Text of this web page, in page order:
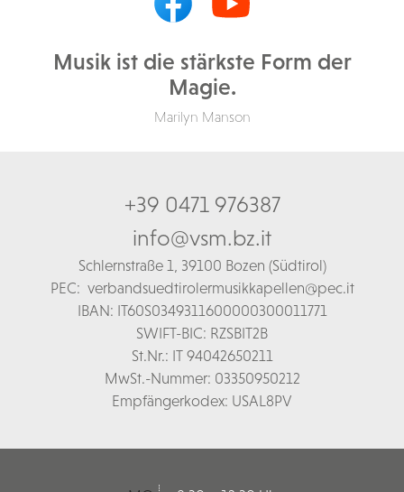
Musik ist die stärkste Form der
Magie.
Marilyn Manson
+39 0471 976387
info@vsm.bz.it
Schlernstraße 1, 39100 Bozen (Südtirol)
PEC: verbandsuedtirolermusikkapellen@pec.it
IBAN: IT60S0349311600000300011771
SWIFT-BIC: RZSBIT2B
St.Nr.: IT 94042650211
MwSt.-Nummer: 03350950212
Empfängerkodex: USAL8PV